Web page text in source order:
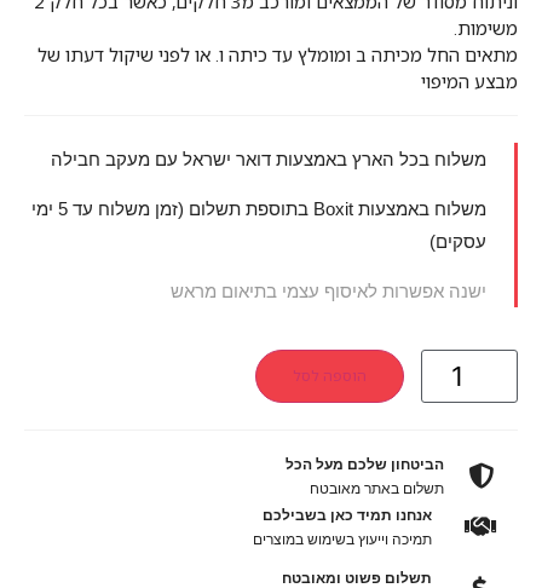
משימות.
מתאים החל מכיתה ב ומומלץ עד כיתה ו. או לפני שיקול דעתו של
מבצע המיפוי
משלוח בכל הארץ באמצעות דואר ישראל עם מעקב חבילה
משלוח באמצעות Boxit בתוספת תשלום (זמן משלוח עד 5 ימי
עסקים)
ישנה אפשרות לאיסוף עצמי בתיאום מראש
הוספה לסל
הביטחון שלכם מעל הכל
תשלום באתר מאובטח
אנחנו תמיד כאן בשבילכם
תמיכה וייעוץ בשימוש במוצרים
תשלום פשוט ומאובטח